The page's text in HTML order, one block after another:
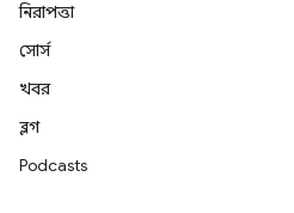
নিরাপত্তা
সোর্স
খবর
ব্লগ
Podcasts